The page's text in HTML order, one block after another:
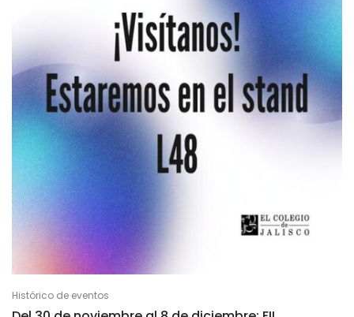
Histórico de eventos